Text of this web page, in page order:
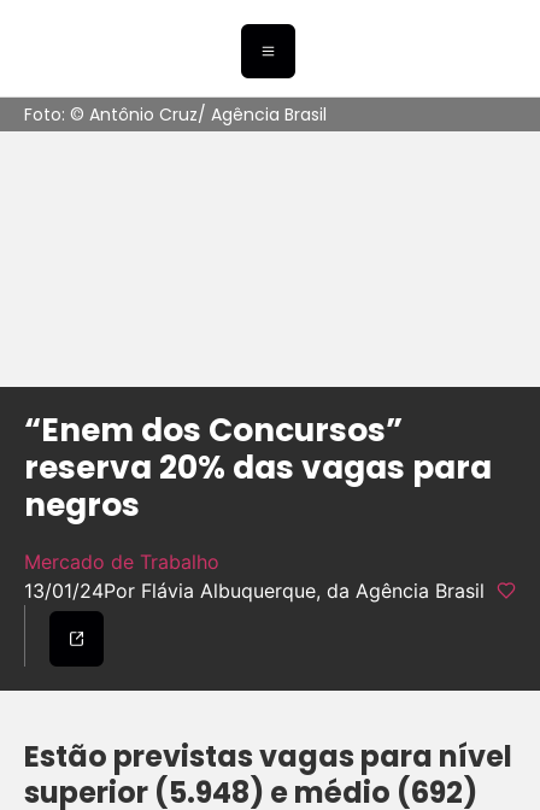
Foto: © Antônio Cruz/ Agência Brasil
“Enem dos Concursos”
reserva 20% das vagas para
negros
Mercado de Trabalho
13/01/24Por Flávia Albuquerque, da Agência Brasil
Estão previstas vagas para nível
superior (5.948) e médio (692)